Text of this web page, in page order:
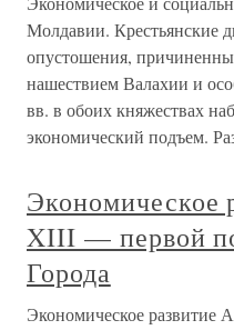
Молдавии. Крестьянские
опустошения,
нашествием Валахии и
вв. в обоих княжествах
экономический подъем.
Экономическое
XIII — первой
Города
Экономическое